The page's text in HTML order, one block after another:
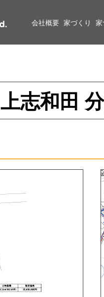
会社概要 家づくり
上志和田